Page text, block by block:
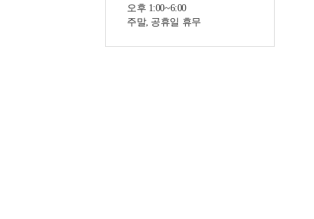
오후 1:00~6:00
주말, 공휴일 휴무